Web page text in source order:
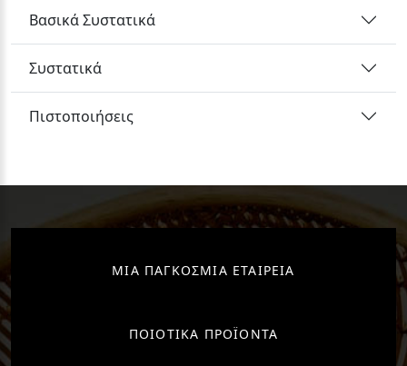
Βασικά Συστατικά
Συστατικά
Πιστοποιήσεις
ΜΙΑ ΠΑΓΚΟΣΜΙΑ ΕΤΑΙΡΕΙΑ
ΠΟΙΟΤΙΚΑ ΠΡΟΪΟΝΤΑ